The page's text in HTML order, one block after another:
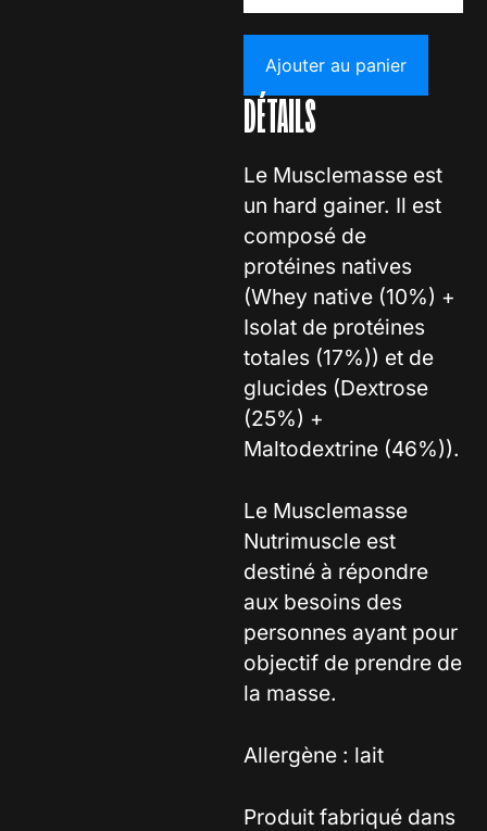
Ajouter au panier
DÉTAILS
Le Musclemasse est
un hard gainer. Il est
composé de
protéines natives
(Whey native (10%) +
Isolat de protéines
totales (17%)) et de
glucides (Dextrose
(25%) +
Maltodextrine (46%)).
Le Musclemasse
Nutrimuscle est
destiné à répondre
aux besoins des
personnes ayant pour
objectif de prendre de
la masse.
Allergène : lait
Produit fabriqué dans